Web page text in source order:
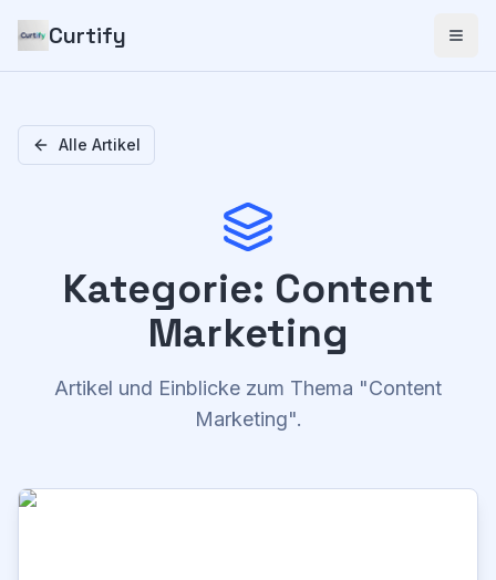
Curtify
Alle Artikel
Kategorie: Content
Marketing
Artikel und Einblicke zum Thema "Content
Marketing".